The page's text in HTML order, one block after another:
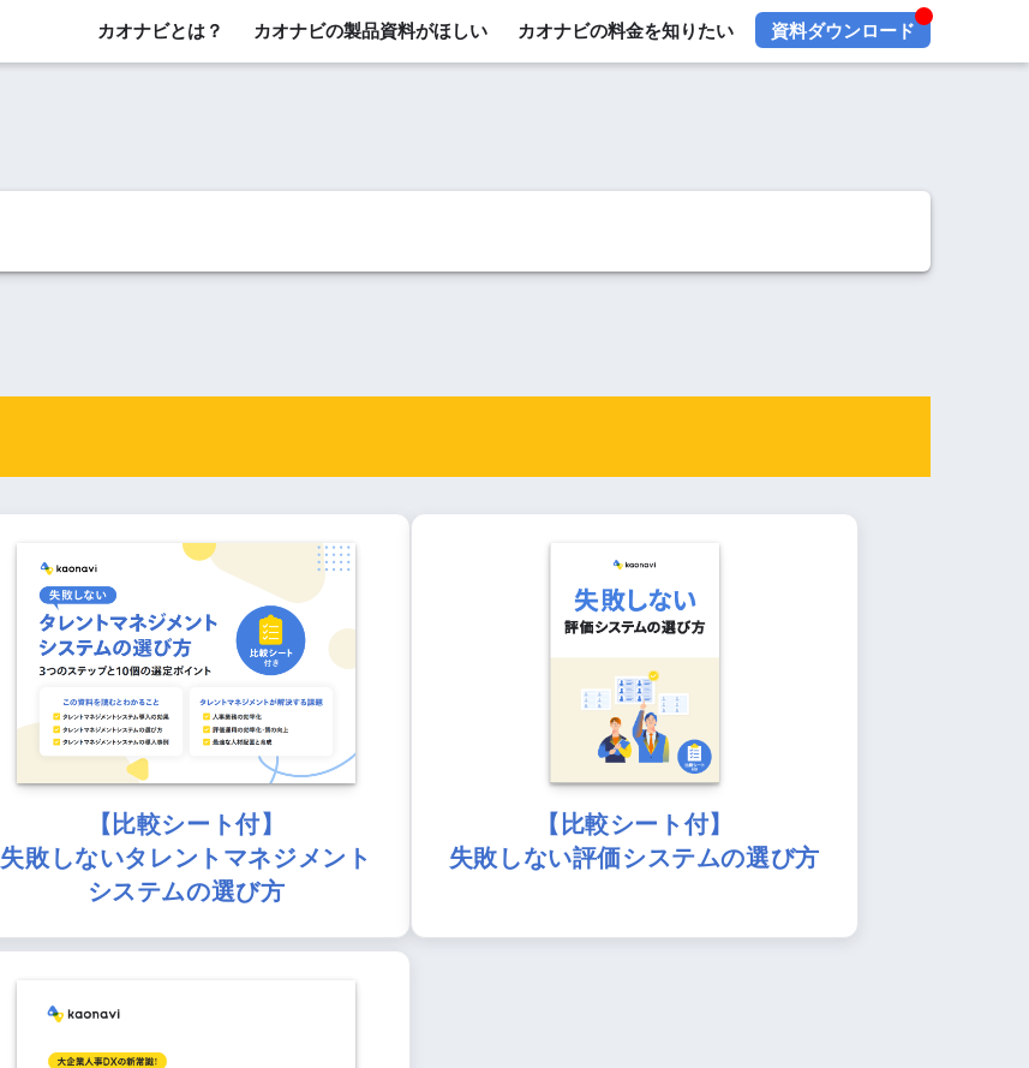
カオナビとは？ カオナビの製品資料がほしい カオナビの料金を知りたい 資料ダウンロード
【比較シート付】
失敗しないタレントマネジメント
システムの選び方
【比較シート付】
失敗しない評価システムの選び方